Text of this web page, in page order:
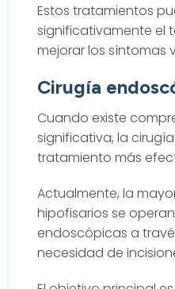
Estos tratamientos
significativamente el
mejorar los síntomas
Cirugía
Cuando existe
significativa, la cirugía
tratamiento más
Actualmente, la
hipofisarios se
endoscópicas a
necesidad de